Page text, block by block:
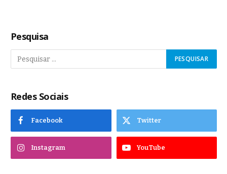
Pesquisa
Redes Sociais
Facebook Twitter
Instagram YouTube